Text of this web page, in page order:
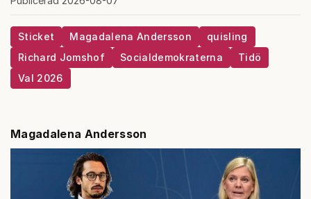
Sticket Magadalena Andersson
quisling
Richard Jomshof
Socialdemokraterna
Tidö
Val 2026
Magadalena Andersson